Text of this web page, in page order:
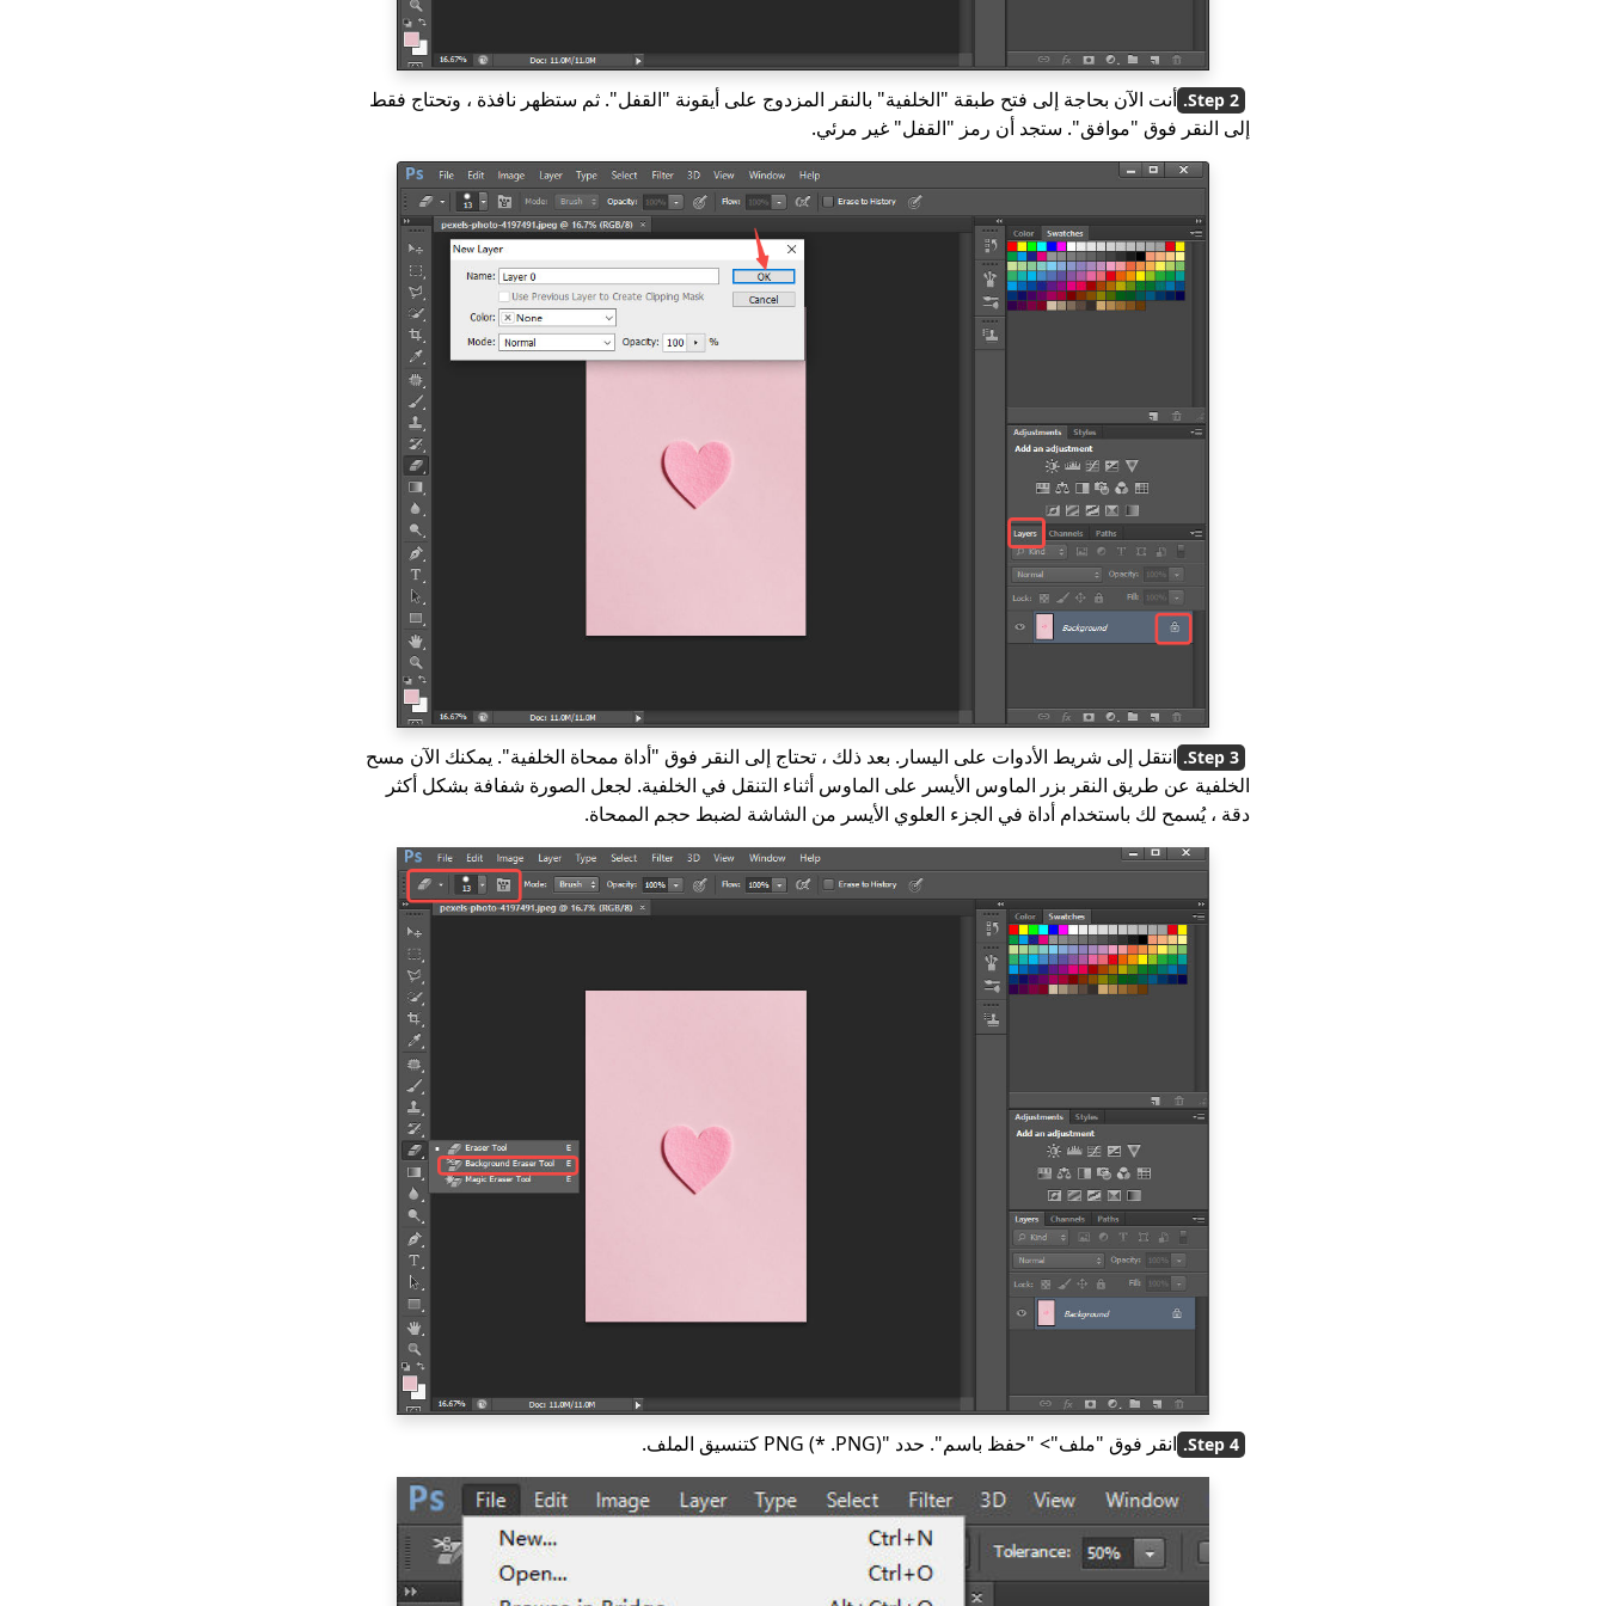
أنت الآن بحاجة إلى فتح طبقة "الخلفية" بالنقر المزدوج على أيقونة "القفل". ثم ستظهر نافذة ، وتحتاج فقط
إلى النقر فوق "موافق". ستجد أن رمز "القفل" غير مرئي.
انتقل إلى شريط الأدوات على اليسار. بعد ذلك ، تحتاج إلى النقر فوق "أداة ممحاة الخلفية". يمكنك الآن مسح
الخلفية عن طريق النقر بزر الماوس الأيسر على الماوس أثناء التنقل في الخلفية. لجعل الصورة شفافة بشكل أكثر
دقة ، يُسمح لك باستخدام أداة في الجزء العلوي الأيسر من الشاشة لضبط حجم الممحاة.
انقر فوق "ملف"> "حفظ باسم". حدد "PNG (* .PNG) كتنسيق الملف.